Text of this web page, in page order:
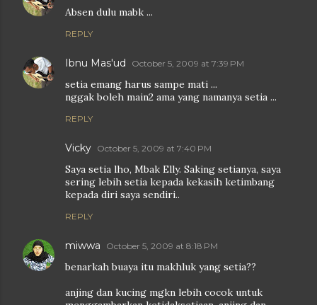
Absen dulu mabk ...
REPLY
Ibnu Mas'ud October 5, 2009 at 7:39 PM
setia emang harus sampe mati ...
nggak boleh main2 ama yang namanya setia ...
REPLY
Vicky October 5, 2009 at 7:40 PM
Saya setia lho, Mbak Elly. Saking setianya, saya
sering lebih setia kepada kekasih ketimbang
kepada diri saya sendiri..
REPLY
miwwa October 5, 2009 at 8:18 PM
benarkah buaya itu makhluk yang setia??
anjing dan kucing mgkn lebih cocok untuk